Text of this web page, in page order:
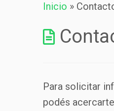
Inicio »
Para solicitar
podés